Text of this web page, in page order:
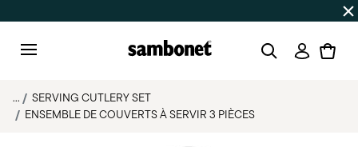
Jusqu'à -50% | Commandes du 7 au 16
...
SERVING CUTLERY SET
ENSEMBLE DE COUVERTS À SERVIR 3 PIÈCES